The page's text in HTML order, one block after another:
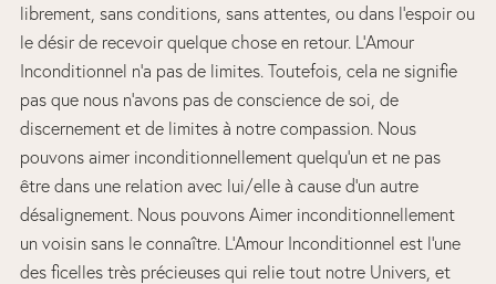
librement, sans conditions, sans attentes, ou dans l’espoir ou
le désir de recevoir quelque chose en retour. L’Amour
Inconditionnel n’a pas de limites. Toutefois, cela ne signifie
pas que nous n’avons pas de conscience de soi, de
discernement et de limites à notre compassion. Nous
pouvons aimer inconditionnellement quelqu’un et ne pas
être dans une relation avec lui/elle à cause d’un autre
désalignement. Nous pouvons Aimer inconditionnellement
un voisin sans le connaître. L’Amour Inconditionnel est l’une
des ficelles très précieuses qui relie tout notre Univers, et